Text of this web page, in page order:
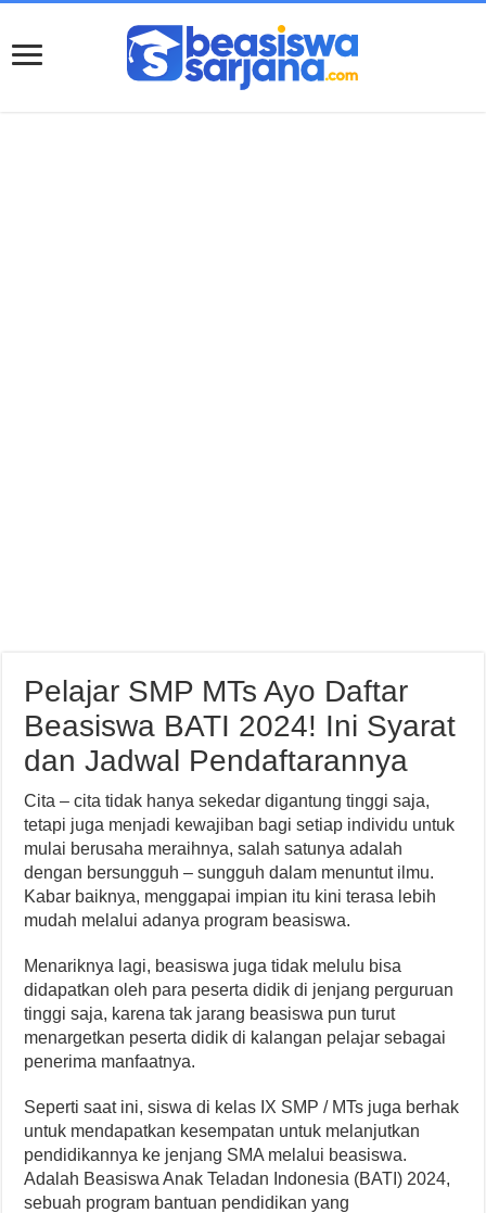
Pelajar SMP MTs Ayo Daftar
Beasiswa BATI 2024! Ini Syarat
dan Jadwal Pendaftarannya
Cita – cita tidak hanya sekedar digantung tinggi saja,
tetapi juga menjadi kewajiban bagi setiap individu untuk
mulai berusaha meraihnya, salah satunya adalah
dengan bersungguh – sungguh dalam menuntut ilmu.
Kabar baiknya, menggapai impian itu kini terasa lebih
mudah melalui adanya program beasiswa.
Menariknya lagi, beasiswa juga tidak melulu bisa
didapatkan oleh para peserta didik di jenjang perguruan
tinggi saja, karena tak jarang beasiswa pun turut
menargetkan peserta didik di kalangan pelajar sebagai
penerima manfaatnya.
Seperti saat ini, siswa di kelas IX SMP / MTs juga berhak
untuk mendapatkan kesempatan untuk melanjutkan
pendidikannya ke jenjang SMA melalui beasiswa.
Adalah Beasiswa Anak Teladan Indonesia (BATI) 2024,
sebuah program bantuan pendidikan yang